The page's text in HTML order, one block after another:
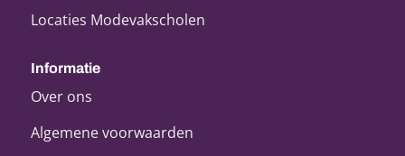
Locaties Modevakscholen
Informatie
Over ons
Algemene voorwaarden